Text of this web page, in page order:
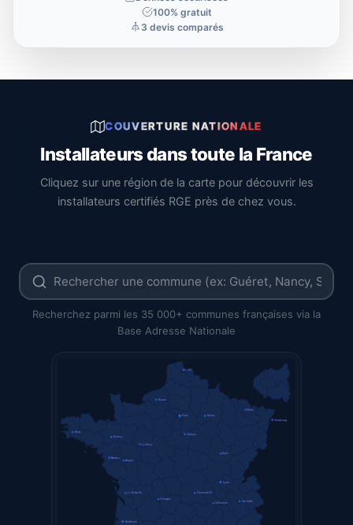
100% gratuit
3 devis comparés
COUVERTURE NATIONALE
Installateurs dans toute la France
Cliquez sur une région de la carte pour découvrir les
installateurs certifiés RGE près de chez vous.
Recherchez parmi les 35 000+ communes françaises via la
Base Adresse Nationale
Paris
Lyon
Nantes
Strasbourg
Bordeaux
Lille
Rennes
Reims
Dijon
Clermont-Fd
Grenoble
Rouen
Brest
Angers
Le Mans
Orléans
Metz
Limoges
La Rochelle
St-Étienne